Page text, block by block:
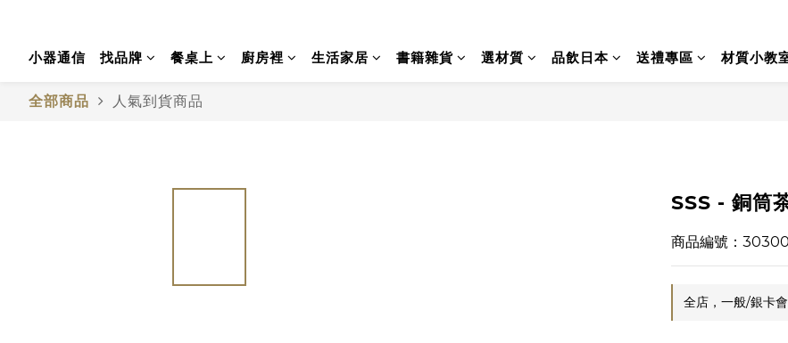
小器通信 找品牌 餐桌上 廚房裡 生活家居 書籍雜貨 選材質 品飲日本 送禮專區 材質小教
全部商品 人氣到貨商品
SSS - 銅筒
商品編號：
全店，一般/銀卡